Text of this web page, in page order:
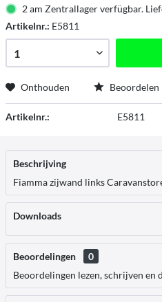
2 am Zentrallager verfügbar.
Artikelnr.: E5811
Onthouden Beoordelen
Artikelnr.: E5811
Beschrijving
Fiamma zijwand links
Downloads
Beoordelingen
0
Beoordelingen lezen, schrijven en